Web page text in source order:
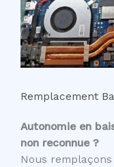
Remplacement
Autonomie en
non reconnue ?
Nous